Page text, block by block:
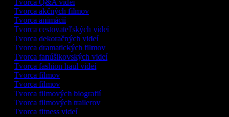
Tvorca Q&A videí
Tvorca akčných filmov
Tvorca animácií
Tvorca cestovateľských videí
Tvorca dekoračných videí
Tvorca dramatických filmov
Tvorca fanúšikovských videí
Tvorca fashion haul videí
Tvorca filmov
Tvorca filmov
Tvorca filmových biografií
Tvorca filmových trailerov
Tvorca fitness videí